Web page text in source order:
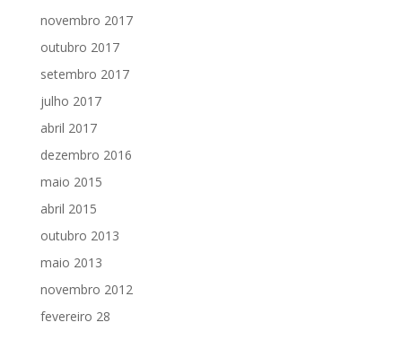
novembro 2017
outubro 2017
setembro 2017
julho 2017
abril 2017
dezembro 2016
maio 2015
abril 2015
outubro 2013
maio 2013
novembro 2012
fevereiro 28